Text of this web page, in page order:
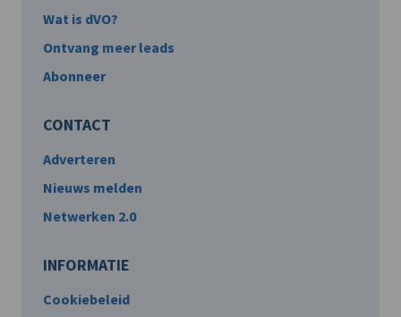
Wat is dVO?
Ontvang meer leads
Abonneer
CONTACT
Adverteren
Nieuws melden
Netwerken 2.0
INFORMATIE
Cookiebeleid